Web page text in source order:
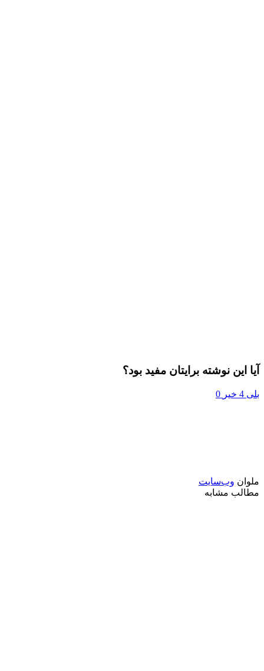
آیا این نوشته برایتان مفید بود؟
بلی 4 خیر 0
ملوان وب‌سایت
مطالب مشابه